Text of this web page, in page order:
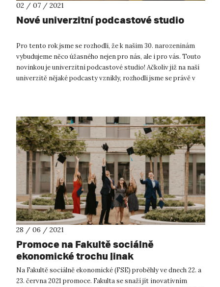
02 / 07 / 2021
Nové univerzitní podcastové studio
Pro tento rok jsme se rozhodli, že k našim 30. narozeninám
vybudujeme něco úžasného nejen pro nás, ale i pro vás. Touto
novinkou je univerzitní podcastové studio! Ačkoliv již na naší
univerzitě nějaké podcasty vznikly, rozhodli jsme se právě v
28 / 06 / 2021
Promoce na Fakultě sociálně
ekonomické trochu jinak
Na Fakultě sociálně ekonomické (FSE) proběhly ve dnech 22. a
23. června 2021 promoce. Fakulta se snaží jít inovativním